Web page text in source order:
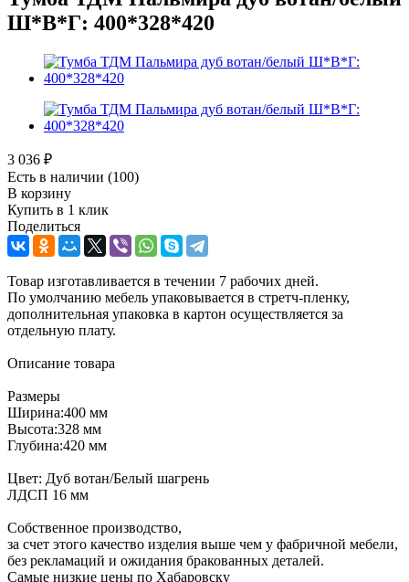
Ш*В*Г: 400*328*420
3 036 ₽
Есть в наличии (100)
В корзину
Купить в 1 клик
Поделиться
Товар изготавливается в течении 7 рабочих дней.
По умолчанию мебель упаковывается в стретч-пленку,
дополнительная упаковка в картон осуществляется за
отдельную плату.
Описание товара
Размеры
Ширина:400 мм
Высота:328 мм
Глубина:420 мм
Цвет: Дуб вотан/Белый шагрень
ЛДСП 16 мм
Собственное производство,
за счет этого качество изделия выше чем у фабричной мебели,
без рекламаций и ожидания бракованных деталей.
Самые низкие цены по Хабаровску